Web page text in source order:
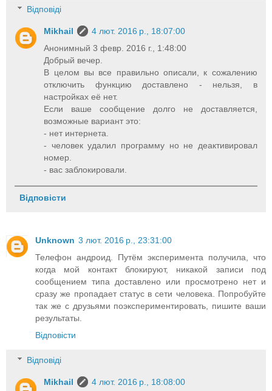
Відповіді
Mikhail
4 лют. 2016 р., 18:07:00
Анонимный 3 февр. 2016 г., 1:48:00
Добрый вечер.
В целом вы все правильно описали, к сожалению
отключить функцию доставлено - нельзя, в
настройках её нет.
Если ваше сообщение долго не доставляется,
возможные вариант это:
- нет интернета.
- человек удалил программу но не деактивировал
номер.
- вас заблокировали.
Відповісти
Unknown 3 лют. 2016 р., 23:31:00
Телефон андроид. Путём эксперимента получила, что
когда мой контакт блокируют, никакой записи под
сообщением типа доставлено или просмотрено нет и
сразу же пропадает статус в сети человека. Попробуйте
так же с друзьями поэкспериментировать, пишите ваши
результаты.
Відповісти
Відповіді
Mikhail
4 лют. 2016 р., 18:08:00